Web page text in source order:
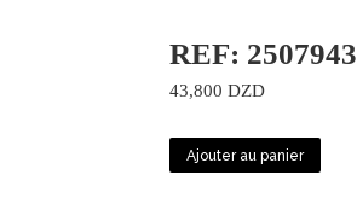
REF: 2507943
43,800 DZD
Ajouter au panier